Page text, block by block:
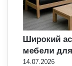
Широкий
мебели
14.07.2026